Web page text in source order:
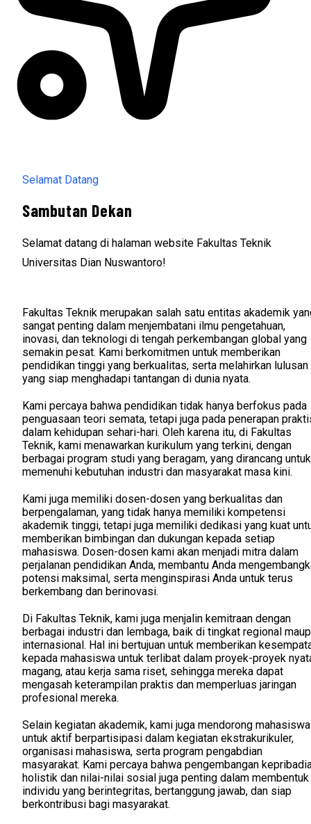
Selamat Datang
Sambutan Dekan
Selamat datang di halaman website Fakultas Teknik
Universitas Dian Nuswantoro!
Fakultas Teknik merupakan salah satu entitas akademik
sangat penting dalam menjembatani ilmu pengetahuan,
inovasi, dan teknologi di tengah perkembangan global yang
semakin pesat. Kami berkomitmen untuk memberikan
pendidikan tinggi yang berkualitas, serta melahirkan lulusan
yang siap menghadapi tantangan di dunia nyata.
Kami percaya bahwa pendidikan tidak hanya berfokus pada
penguasaan teori semata, tetapi juga pada penerapan
dalam kehidupan sehari-hari. Oleh karena itu, di Fakultas
Teknik, kami menawarkan kurikulum yang terkini, dengan
berbagai program studi yang beragam, yang dirancang untuk
memenuhi kebutuhan industri dan masyarakat masa kini.
Kami juga memiliki dosen-dosen yang berkualitas dan
berpengalaman, yang tidak hanya memiliki kompetensi
akademik tinggi, tetapi juga memiliki dedikasi yang kuat
memberikan bimbingan dan dukungan kepada setiap
mahasiswa. Dosen-dosen kami akan menjadi mitra dalam
perjalanan pendidikan Anda, membantu Anda
potensi maksimal, serta menginspirasi Anda untuk terus
berkembang dan berinovasi.
Di Fakultas Teknik, kami juga menjalin kemitraan dengan
berbagai industri dan lembaga, baik di tingkat regional
internasional. Hal ini bertujuan untuk memberikan
kepada mahasiswa untuk terlibat dalam proyek-proyek
magang, atau kerja sama riset, sehingga mereka dapat
mengasah keterampilan praktis dan memperluas jaringan
profesional mereka.
Selain kegiatan akademik, kami juga mendorong mahasiswa
untuk aktif berpartisipasi dalam kegiatan ekstrakurikuler,
organisasi mahasiswa, serta program pengabdian
masyarakat. Kami percaya bahwa pengembangan
holistik dan nilai-nilai sosial juga penting dalam membentuk
individu yang berintegritas, bertanggung jawab, dan siap
berkontribusi bagi masyarakat.